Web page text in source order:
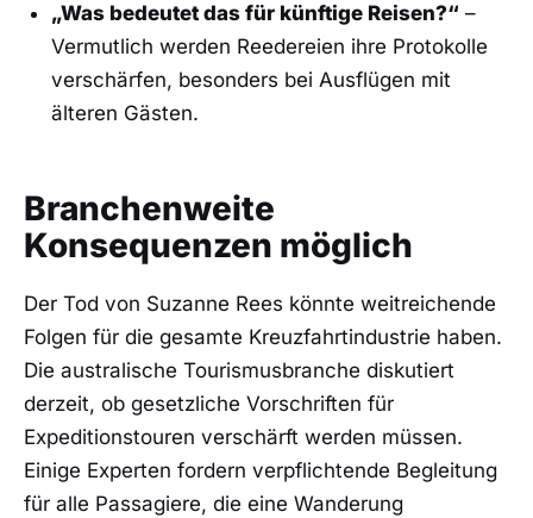
„Was bedeutet das für künftige Reisen?“ –
Vermutlich werden Reedereien ihre Protokolle
verschärfen, besonders bei Ausflügen mit
älteren Gästen.
Branchenweite
Konsequenzen möglich
Der Tod von Suzanne Rees könnte weitreichende
Folgen für die gesamte Kreuzfahrtindustrie haben.
Die australische Tourismusbranche diskutiert
derzeit, ob gesetzliche Vorschriften für
Expeditionstouren verschärft werden müssen.
Einige Experten fordern verpflichtende Begleitung
für alle Passagiere, die eine Wanderung